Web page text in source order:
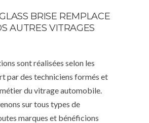
BRISE REMPLACE
AUTRES VITRAGES
sont réalisées selon les
par des techniciens formés et
du vitrage automobile.
sur tous types de
marques et bénéficions